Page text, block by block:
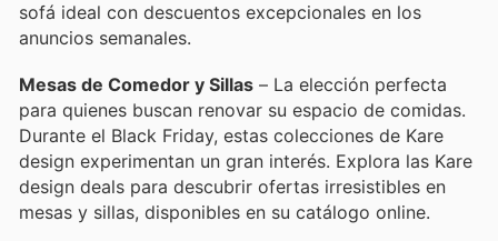
sofá ideal con descuentos excepcionales en los
anuncios semanales.
Mesas de Comedor y Sillas – La elección perfecta
para quienes buscan renovar su espacio de comidas.
Durante el Black Friday, estas colecciones de Kare
design experimentan un gran interés. Explora las Kare
design deals para descubrir ofertas irresistibles en
mesas y sillas, disponibles en su catálogo online.